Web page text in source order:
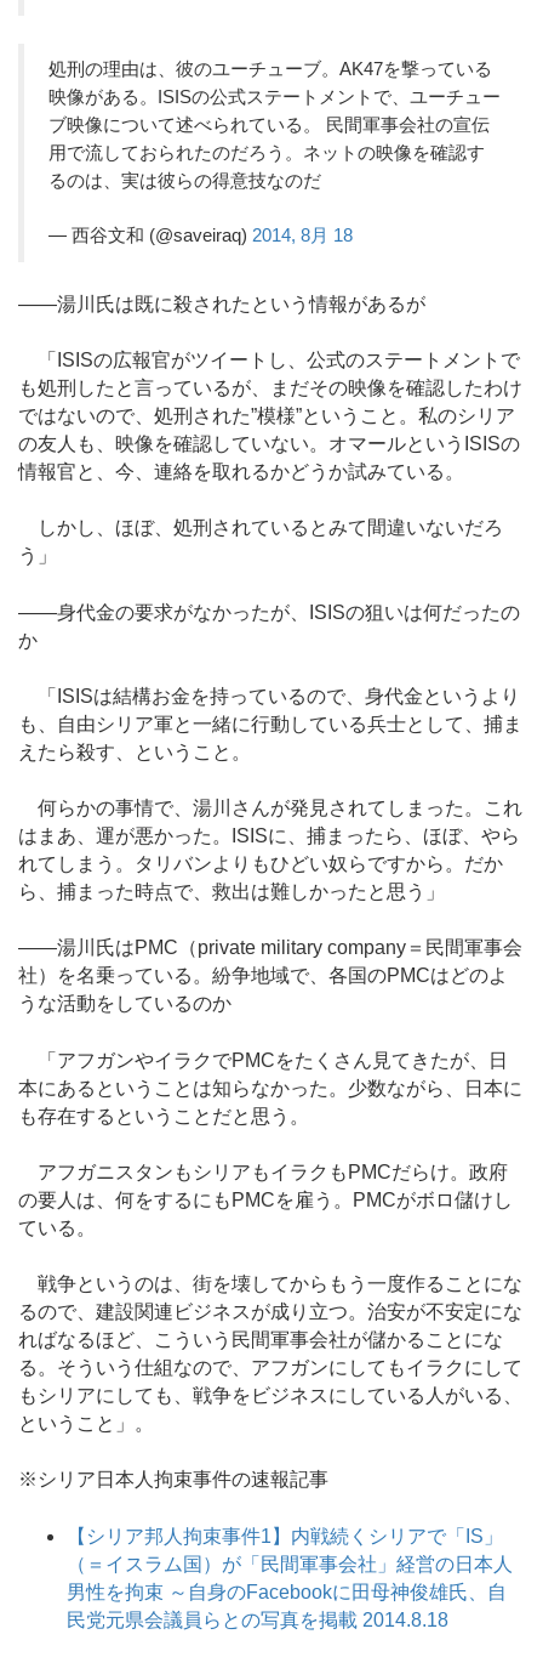
処刑の理由は、彼のユーチューブ。AK47を撃っている
映像がある。ISISの公式ステートメントで、ユーチュー
ブ映像について述べられている。 民間軍事会社の宣伝
用で流しておられたのだろう。ネットの映像を確認す
るのは、実は彼らの得意技なのだ
— 西谷文和 (@saveiraq) 2014, 8月 18
――湯川氏は既に殺されたという情報があるが
「ISISの広報官がツイートし、公式のステートメントで
も処刑したと言っているが、まだその映像を確認したわけ
ではないので、処刑された”模様”ということ。私のシリア
の友人も、映像を確認していない。オマールというISISの
情報官と、今、連絡を取れるかどうか試みている。
しかし、ほぼ、処刑されているとみて間違いないだろ
う」
――身代金の要求がなかったが、ISISの狙いは何だったの
か
「ISISは結構お金を持っているので、身代金というより
も、自由シリア軍と一緒に行動している兵士として、捕ま
えたら殺す、ということ。
何らかの事情で、湯川さんが発見されてしまった。これ
はまあ、運が悪かった。ISISに、捕まったら、ほぼ、やら
れてしまう。タリバンよりもひどい奴らですから。だか
ら、捕まった時点で、救出は難しかったと思う」
――湯川氏はPMC（private military company＝民間軍事会
社）を名乗っている。紛争地域で、各国のPMCはどのよ
うな活動をしているのか
「アフガンやイラクでPMCをたくさん見てきたが、日
本にあるということは知らなかった。少数ながら、日本に
も存在するということだと思う。
アフガニスタンもシリアもイラクもPMCだらけ。政府
の要人は、何をするにもPMCを雇う。PMCがボロ儲けし
ている。
戦争というのは、街を壊してからもう一度作ることにな
るので、建設関連ビジネスが成り立つ。治安が不安定にな
ればなるほど、こういう民間軍事会社が儲かることにな
る。そういう仕組なので、アフガンにしてもイラクにして
もシリアにしても、戦争をビジネスにしている人がいる、
ということ」。
※シリア日本人拘束事件の速報記事
【シリア邦人拘束事件1】内戦続くシリアで「IS」
（＝イスラム国）が「民間軍事会社」経営の日本人
男性を拘束 ～自身のFacebookに田母神俊雄氏、自
民党元県会議員らとの写真を掲載 2014.8.18